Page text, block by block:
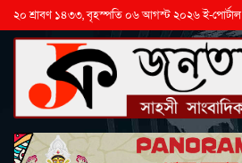
২০ শ্রাবণ ১৪৩৩, বৃহস্পতি ০৬ আগস্ট ২০২৬ ই-পোর্টাল